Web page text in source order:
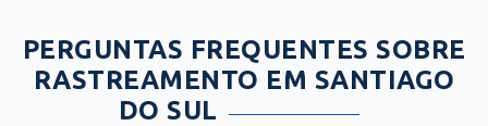
PERGUNTAS FREQUENTES SOBRE
RASTREAMENTO EM SANTIAGO
DO SUL